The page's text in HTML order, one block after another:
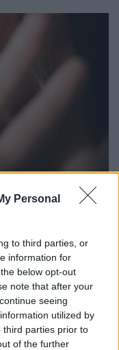
Personal
to third parties, or
information for
below opt-out
note that after your
seeing
utilized by
third parties prior to
of the further
Szólj hozzá!